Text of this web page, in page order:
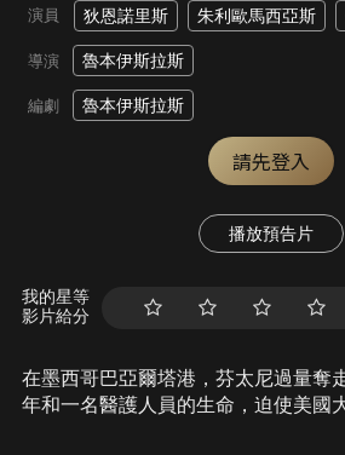
演員 狄恩諾里斯 朱利歐馬西亞斯
導演 魯本伊斯拉斯
編劇 魯本伊斯拉斯
請先登入
播放預告片
我的星等
影片給分
在墨西哥巴亞爾塔港，芬太尼過量奪
年和一名醫護人員的生命，迫使美國